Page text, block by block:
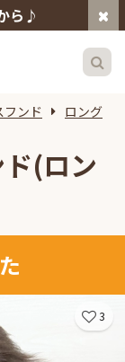
ら♪
ンド ロング
(ロン
3